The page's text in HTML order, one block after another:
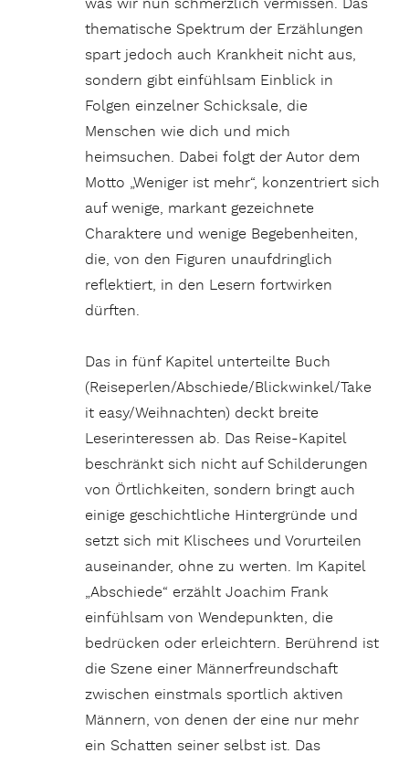
was wir nun schmerzlich vermissen. Das
thematische Spektrum der Erzählungen
spart jedoch auch Krankheit nicht aus,
sondern gibt einfühlsam Einblick in
Folgen einzelner Schicksale, die
Menschen wie dich und mich
heimsuchen. Dabei folgt der Autor dem
Motto „Weniger ist mehr“, konzentriert sich
auf wenige, markant gezeichnete
Charaktere und wenige Begebenheiten,
die, von den Figuren unaufdringlich
reflektiert, in den Lesern fortwirken
dürften.
Das in fünf Kapitel unterteilte Buch
(Reiseperlen/Abschiede/Blickwinkel/Take
it easy/Weihnachten) deckt breite
Leserinteressen ab. Das Reise-Kapitel
beschränkt sich nicht auf Schilderungen
von Örtlichkeiten, sondern bringt auch
einige geschichtliche Hintergründe und
setzt sich mit Klischees und Vorurteilen
auseinander, ohne zu werten. Im Kapitel
„Abschiede“ erzählt Joachim Frank
einfühlsam von Wendepunkten, die
bedrücken oder erleichtern. Berührend ist
die Szene einer Männerfreundschaft
zwischen einstmals sportlich aktiven
Männern, von denen der eine nur mehr
ein Schatten seiner selbst ist. Das